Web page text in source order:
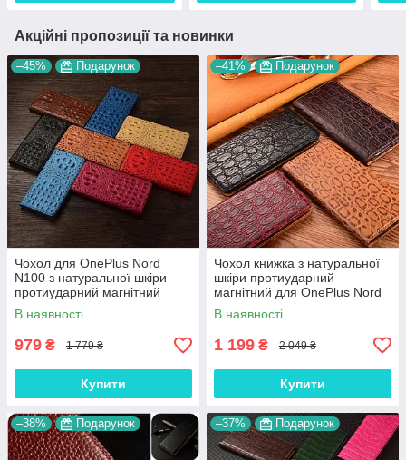
Акційні пропозиції та новинки
–45% Подарунок
Чохол для OnePlus Nord
N100 з натуральної шкіри
протиударний магнітний
книжка з підставкою
"CROCOHEAD"
В наявності
979 ₴ 1 779 ₴
Купити
–41% Подарунок
Чохол книжка з натуральної
шкіри протиударний
магнітний для OnePlus Nord
N100 "JACOSA"
В наявності
1 199 ₴ 2 049 ₴
Купити
–38% Подарунок –37% Подарунок